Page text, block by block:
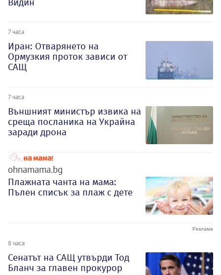
7 часа
Иран: Отварянето на
Ормузкия проток зависи от
САЩ
7 часа
Външният министър извика на
среща посланика на Украйна
заради дрона
ohnamama.bg
Плажната чанта на мама:
Пълен списък за плаж с дете
8 часа
Сенатът на САЩ утвърди Тод
Бланч за главен прокурор